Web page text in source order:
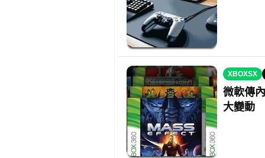
XBOXSX
微軟傳
大變動